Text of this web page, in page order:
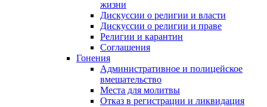
жизни
Дискуссии о религии и власти
Дискуссии о религии и праве
Религии и карантин
Соглашения
Гонения
Административное и полицейское
вмешательство
Места для молитвы
Отказ в регистрации и ликвидация